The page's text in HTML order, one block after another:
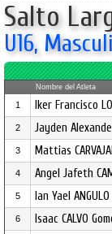
Salto
U16,
Nombre del Atleta
1 Iker Francisco
2 Jayden
3 Mattias
4 Angel Jafeth
5 Ian Yael
6 Isaac CALVO